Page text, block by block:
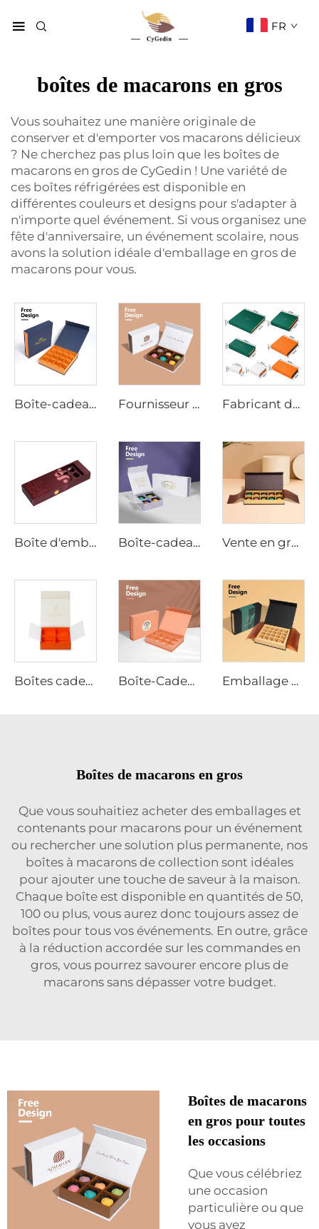
FR
boîtes de macarons en gros
Vous souhaitez une manière originale de
conserver et d'emporter vos macarons délicieux
? Ne cherchez pas plus loin que les boîtes de
macarons en gros de CyGedin ! Une variété de
ces boîtes réfrigérées est disponible en
différentes couleurs et designs pour s'adapter à
n'importe quel événement. Si vous organisez une
fête d'anniversaire, un événement scolaire, nous
avons la solution idéale d'emballage en gros de
macarons pour vous.
Boîte-cadeau en chocolat avec fermeture magnétique, emballage de luxe personnalisé pour les chocolats, kraft/papier avec impression de logo en hot foil Fournisseur de boîtes à chocolat de luxe à aimant - Conception recyclable et personnalisée pour le détail, les cadeaux d'entreprise et l'image de marque Fabricant de Boîtes à Chocolat, Boîte-Cadeau d'Emballage de Chocolat en Plusieurs Tailles avec Fermeture Magnétique en Carton pour Emballage Alimentaire
Boîte d'emballage de chocolat personnalisée avec fentes, papier enduit, partitions ajustables, conception amortissante, commande en vrac Boîte-cadeau de chocolat de luxe personnalisée pour célébration et Saint-Valentin avec séparateurs et papier cadeau Vente en gros de boîtes d'emballage de chocolat avec fermeture magnétique et logo personnalisé avec gaine
Boîtes cadeaux premium en gros pour emballage de chocolat et de thé avec séparateurs personnalisés Boîte-Cadeau Vide en Papier Luxe pour Fraise, Bonbon Sucré, Chocolat Noël, Papier pour Chocolat, Calendrier de l'Avent Sur Mesure Emballage de Chocolat sur Mesure pour Fêtes avec Boîte-Cadeau en Papier et Manches Imprimées
Boîtes de macarons en gros
Que vous souhaitiez acheter des emballages et
contenants pour macarons pour un événement
ou rechercher une solution plus permanente, nos
boîtes à macarons de collection sont idéales
pour ajouter une touche de saveur à la maison.
Chaque boîte est disponible en quantités de 50,
100 ou plus, vous aurez donc toujours assez de
boîtes pour tous vos événements. En outre, grâce
à la réduction accordée sur les commandes en
gros, vous pourrez savourer encore plus de
macarons sans dépasser votre budget.
Boîtes de macarons
en gros pour toutes
les occasions
Que vous célébriez
une occasion
particulière ou que
vous ayez